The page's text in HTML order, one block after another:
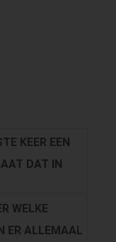
KEER EEN
DAT IN
WELKE
ER ALLEMAAL